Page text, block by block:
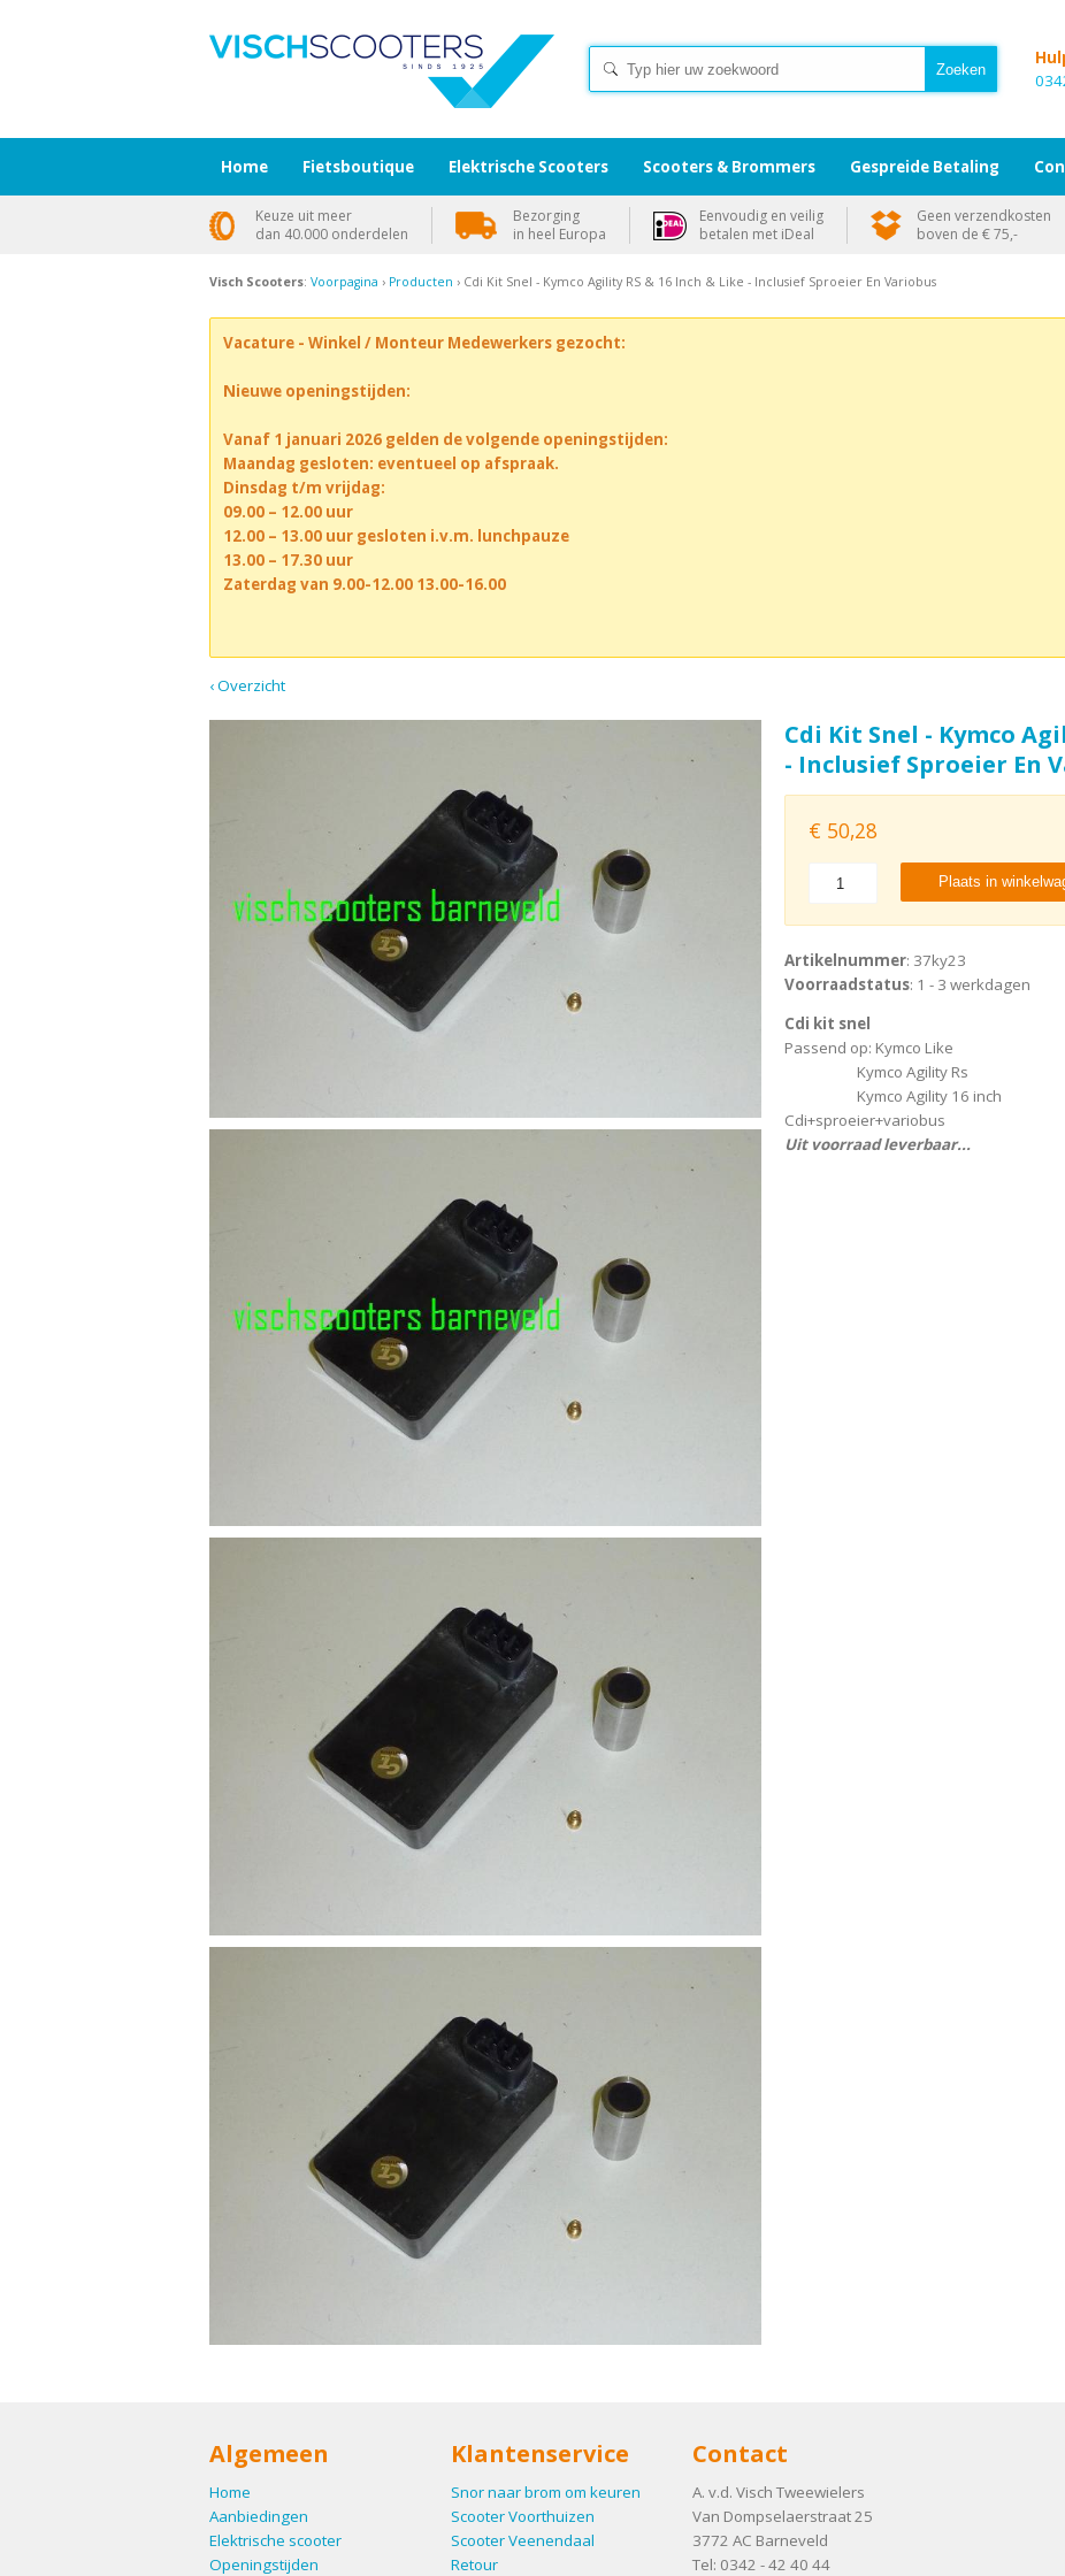
Visch Scooters: Voorpagina › Producten › Cdi Kit Snel - Kymco Agility RS & 16 Inch & Like - Inclusief Sproeier En Variobus
Vacature - Winkel / Monteur Medewerkers gezocht:
Nieuwe openingstijden:
Vanaf 1 januari 2026 gelden de volgende openingstijden:
Maandag gesloten: eventueel op afspraak.
Dinsdag t/m vrijdag:
09.00 – 12.00 uur
12.00 – 13.00 uur gesloten i.v.m. lunchpauze
13.00 – 17.30 uur
Zaterdag van 9.00-12.00 13.00-16.00
‹ Overzicht
Cdi Kit Snel - Kymco
- Inclusief Sproeier En
€ 50,28
Plaats in
Artikelnummer: 37ky23
Voorraadstatus: 1 - 3 werkdagen
Cdi kit snel
Passend op: Kymco Like
Kymco Agility Rs
Kymco Agility 16 inch
Cdi+sproeier+variobus
Uit voorraad leverbaar...
Algemeen
Home
Aanbiedingen
Elektrische scooter
Openingstijden
Klantenservice
Snor naar brom om keuren
Scooter Voorthuizen
Scooter Veenendaal
Retour
Contact
A. v.d. Visch Tweewielers
Van Dompselaerstraat 25
3772 AC Barneveld
Tel: 0342 - 42 40 44
Home Fietsboutique Elektrische Scooters Scooters & Brommers Gespreide Betaling
Keuze uit meer
dan 40.000 onderdelen
Bezorging
in heel Europa
Eenvoudig en veilig
betalen met iDeal
Geen verzendkosten
boven de € 75,-